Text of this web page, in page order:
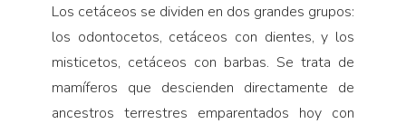
Los cetáceos se dividen en dos grandes grupos:
los odontocetos, cetáceos con dientes, y los
misticetos, cetáceos con barbas. Se trata de
mamíferos que descienden directamente de
ancestros terrestres emparentados hoy con